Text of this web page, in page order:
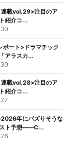
載vol.29>注目のア
紹介コ...
ポート>ドラマチック
アラスカ...
載vol.28>注目のア
紹介コ...
年にバズりそうな
ト予想――C...